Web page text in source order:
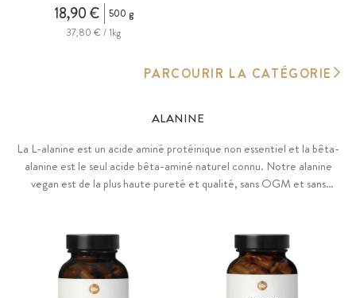
18,90 €
500 g
37,80 € / 1kg
PARCOURIR LA CATÉGORIE
ALANINE
La L-alanine est un acide aminé protéinique non essentiel et la bêta-
alanine est le seul acide bêta-aminé naturel connu. Notre alanine
vegan est de la plus haute pureté et qualité, sans OGM et sans